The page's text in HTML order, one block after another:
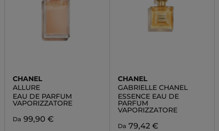
CHANEL
ALLURE
EAU DE PARFUM
VAPORIZZATORE
Da 99,90 €
CHANEL
GABRIELLE CHANEL
ESSENCE EAU DE
PARFUM
VAPORIZZATORE
Da 79,42 €